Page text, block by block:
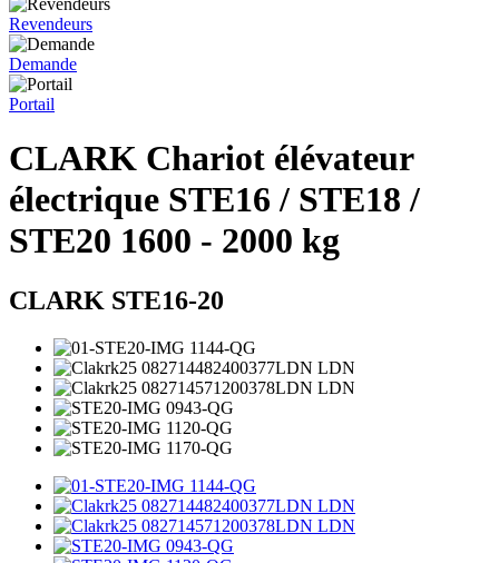
Revendeurs
Demande
Portail
CLARK Chariot élévateur
électrique STE16 / STE18 /
STE20 1600 - 2000 kg
CLARK STE16-20